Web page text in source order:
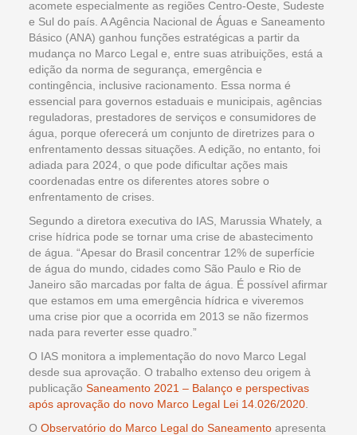
acomete especialmente as regiões Centro-Oeste, Sudeste
e Sul do país. A Agência Nacional de Águas e Saneamento
Básico (ANA) ganhou funções estratégicas a partir da
mudança no Marco Legal e, entre suas atribuições, está a
edição da norma de segurança, emergência e
contingência, inclusive racionamento. Essa norma é
essencial para governos estaduais e municipais, agências
reguladoras, prestadores de serviços e consumidores de
água, porque oferecerá um conjunto de diretrizes para o
enfrentamento dessas situações. A edição, no entanto, foi
adiada para 2024, o que pode dificultar ações mais
coordenadas entre os diferentes atores sobre o
enfrentamento de crises.
Segundo a diretora executiva do IAS, Marussia Whately, a
crise hídrica pode se tornar uma crise de abastecimento
de água. “Apesar do Brasil concentrar 12% de superfície
de água do mundo, cidades como São Paulo e Rio de
Janeiro são marcadas por falta de água. É possível afirmar
que estamos em uma emergência hídrica e viveremos
uma crise pior que a ocorrida em 2013 se não fizermos
nada para reverter esse quadro.”
O IAS monitora a implementação do novo Marco Legal
desde sua aprovação. O trabalho extenso deu origem à
publicação Saneamento 2021 – Balanço e perspectivas
após aprovação do novo Marco Legal Lei 14.026/2020
O Observatório do Marco Legal do Saneamento apresenta